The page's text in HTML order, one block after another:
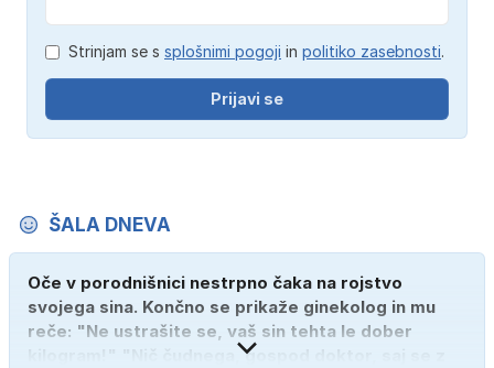
Strinjam se s splošnimi pogoji in politiko zasebnosti.
Prijavi se
ŠALA DNEVA
Oče v porodnišnici nestrpno čaka na rojstvo
svojega sina. Končno se prikaže ginekolog in mu
reče: "Ne ustrašite se, vaš sin tehta le dober
kilogram!" "Nič čudnega, gospod doktor, saj se z